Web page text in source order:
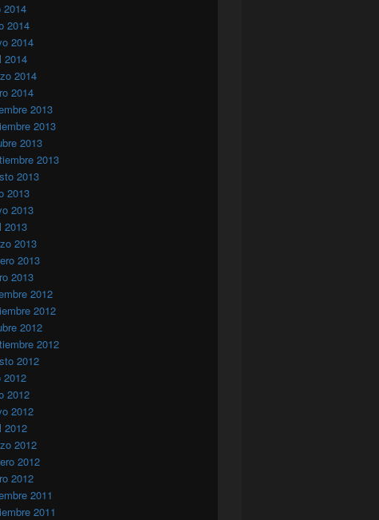
en los sangrientos acontecimientos del campamento de Gdem
2014
2014
2014
2014
2014
2014
2013
2013
2013
2013
2013
2013
2013
2013
2013
2013
2013
2012
2012
2012
2012
2012
2012
2012
2012
2012
2012
2012
2012
2011
2011